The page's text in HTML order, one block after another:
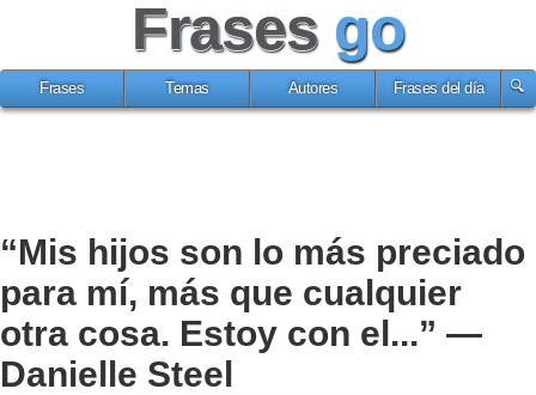
Frases go
Frases Temas Autores Frases del día
“Mis hijos son lo más preciado
para mí, más que cualquier
otra cosa. Estoy con el...” —
Danielle Steel